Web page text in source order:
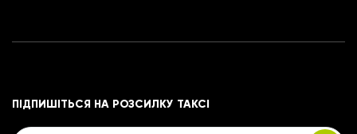
ПІДПИШІТЬСЯ НА РОЗСИЛКУ ТАКСІ